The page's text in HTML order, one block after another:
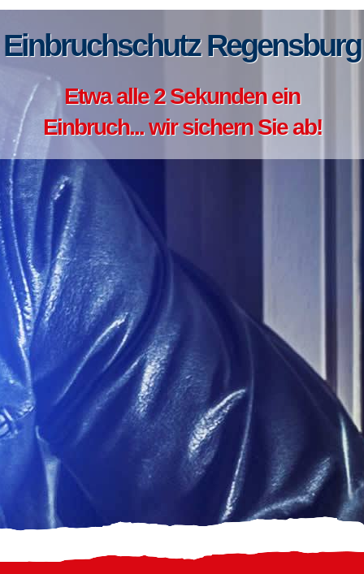
Einbruchschutz Regensburg
Etwa alle 2 Sekunden ein
Einbruch... wir sichern Sie ab!